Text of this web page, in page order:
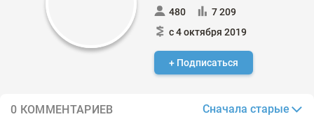
480
7 209
с 4 октября 2019
+ Подписаться
0 КОММЕНТАРИЕВ Сначала старые